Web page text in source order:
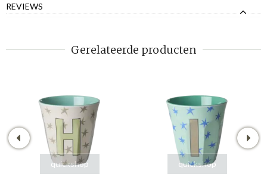
REVIEWS
Gerelateerde producten
quickshop quickshop